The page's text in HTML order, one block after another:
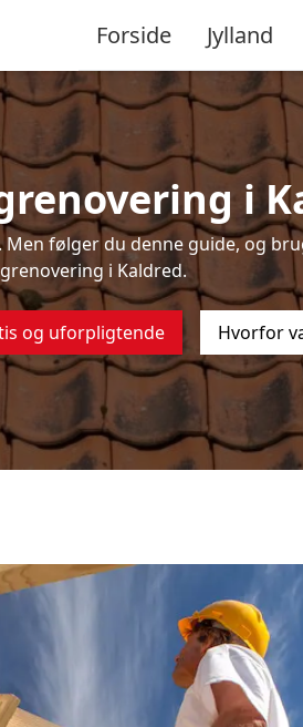
Forside Jylland
i
følger du denne guide, og
i Kaldred.
og uforpligtende Hvorfor